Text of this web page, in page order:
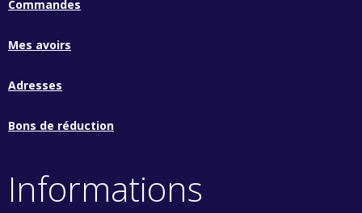
Commandes
Mes avoirs
Adresses
Bons de réduction
Informations